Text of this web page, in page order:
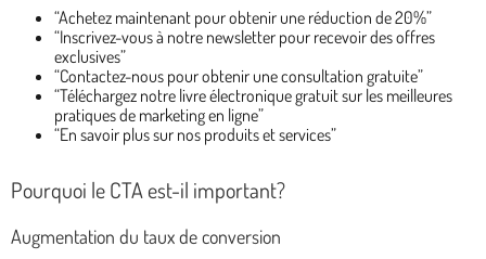
“Achetez maintenant pour obtenir une réduction de 20%”
“Inscrivez-vous à notre newsletter pour recevoir des offres
exclusives”
“Contactez-nous pour obtenir une consultation gratuite”
“Téléchargez notre livre électronique gratuit sur les meilleures
pratiques de marketing en ligne”
“En savoir plus sur nos produits et services”
Pourquoi le CTA est-il important?
Augmentation du taux de conversion